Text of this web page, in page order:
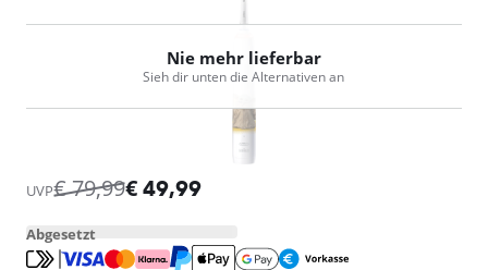
Nie mehr lieferbar
Sieh dir unten die Alternativen an
UVP€79,99€ 49,99
Abgesetzt